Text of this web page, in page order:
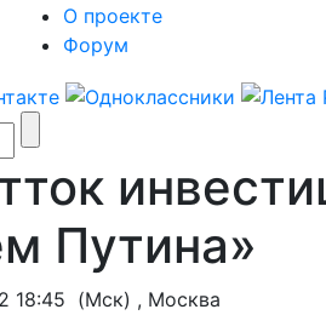
О проекте
Форум
Путина»
18:45 (Мск) , Москва